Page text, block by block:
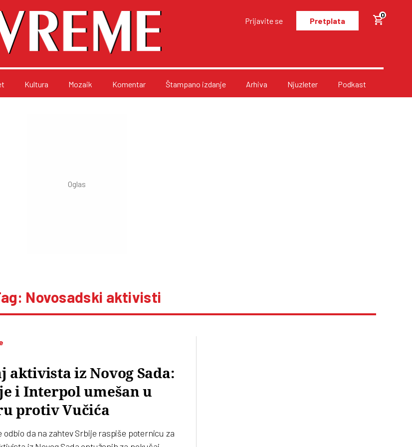
Prijavite se Pretplata
0
Kultura Mozaik Komentar Štampano izdanje Arhiva Njuzleter Podkast
Novosadski aktivisti
aktivista iz Novog Sada:
i Interpol umešan u
protiv Vučića
odbio da na zahtev Srbije raspiše poternicu za